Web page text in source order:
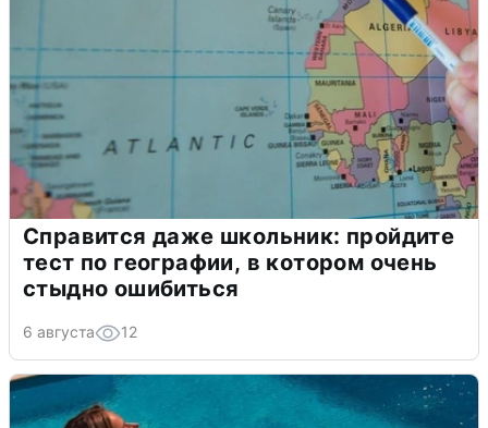
Справится даже школьник: пройдите
тест по географии, в котором очень
стыдно ошибиться
6 августа 12